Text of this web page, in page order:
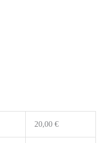
20,00 €